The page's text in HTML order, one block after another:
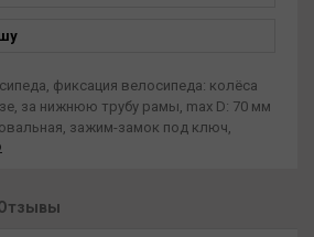
фиксация велосипеда: колёса
за нижнюю трубу рамы, max D: 70 мм
зажим-замок под ключ,
70 мм, цвет: чёрный